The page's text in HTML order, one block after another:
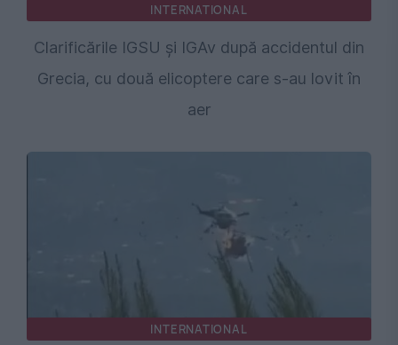
INTERNATIONAL
Clarificările IGSU și IGAv după accidentul din
Grecia, cu două elicoptere care s-au lovit în
aer
INTERNATIONAL